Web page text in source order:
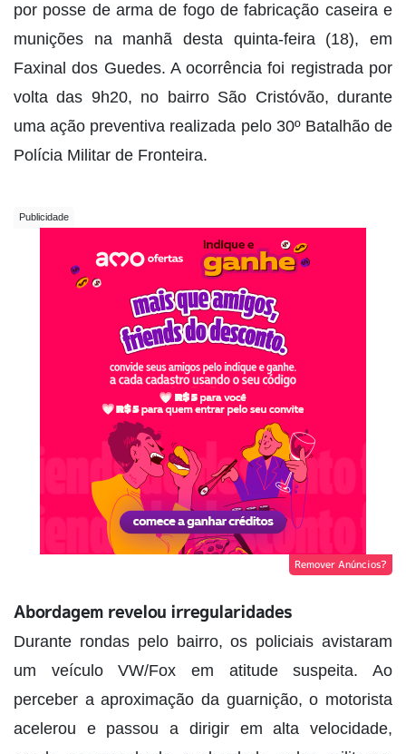
por posse de arma de fogo de fabricação caseira e
munições na manhã desta quinta-feira (18), em
Faxinal dos Guedes. A ocorrência foi registrada por
volta das 9h20, no bairro São Cristóvão, durante
uma ação preventiva realizada pelo 30º Batalhão de
Polícia Militar de Fronteira.
Remover Anúncios?
Abordagem revelou irregularidades
Durante rondas pelo bairro, os policiais avistaram
um veículo VW/Fox em atitude suspeita. Ao
perceber a aproximação da guarnição, o motorista
acelerou e passou a dirigir em alta velocidade,